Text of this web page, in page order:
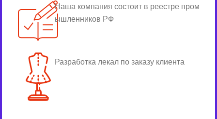
Наша компания состоит в реестре пром
ышленников РФ
Разработка лекал по заказу клиента